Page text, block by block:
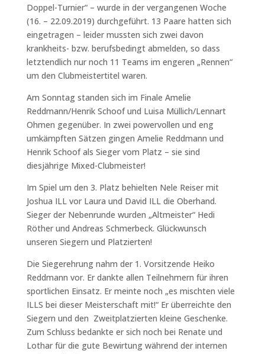
Doppel-Turnier“ – wurde in der vergangenen Woche
(16. – 22.09.2019) durchgeführt. 13 Paare hatten sich
eingetragen – leider mussten sich zwei davon
krankheits- bzw. berufsbedingt abmelden, so dass
letztendlich nur noch 11 Teams im engeren „Rennen“
um den Clubmeistertitel waren.
Am Sonntag standen sich im Finale Amelie
Reddmann/Henrik Schoof und Luisa Müllich/Lennart
Ohmen gegenüber. In zwei powervollen und eng
umkämpften Sätzen gingen Amelie Reddmann und
Henrik Schoof als Sieger vom Platz – sie sind
diesjährige Mixed-Clubmeister!
Im Spiel um den 3. Platz behielten Nele Reiser mit
Joshua ILL vor Laura und David ILL die Oberhand.
Sieger der Nebenrunde wurden „Altmeister“ Hedi
Röther und Andreas Schmerbeck. Glückwunsch
unseren Siegern und Platzierten!
Die Siegerehrung nahm der 1. Vorsitzende Heiko
Reddmann vor. Er dankte allen Teilnehmern für ihren
sportlichen Einsatz. Er meinte noch „es mischten viele
ILLS bei dieser Meisterschaft mit!“ Er überreichte den
Siegern und den Zweitplatzierten kleine Geschenke.
Zum Schluss bedankte er sich noch bei Renate und
Lothar für die gute Bewirtung während der internen